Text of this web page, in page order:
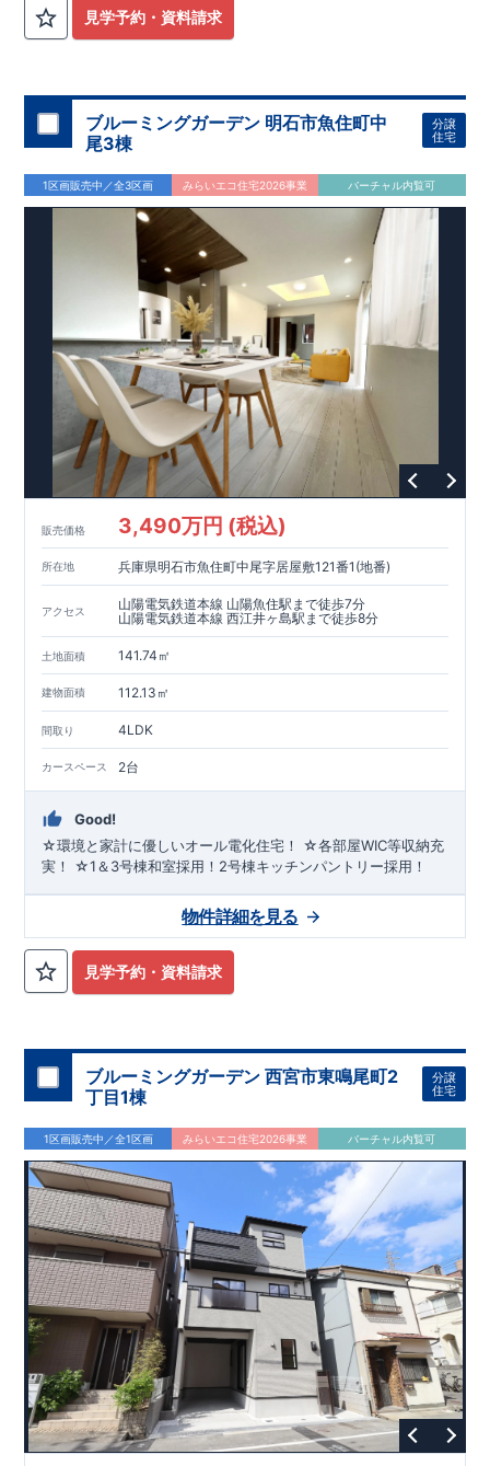
見学予約・資料請求
ブルーミングガーデン 明石市魚住町中
尾3棟
分譲
住宅
1区画販売中／全3区画 みらいエコ住宅2026事業 バーチャル内覧可
販売価格 3,490万円 (税込)
所在地 兵庫県明石市魚住町中尾字居屋敷121番1(地番)
アクセス
山陽電気鉄道本線 山陽魚住駅まで徒歩7分
山陽電気鉄道本線 西江井ヶ島駅まで徒歩8分
土地面積 141.74㎡
建物面積 112.13㎡
間取り 4LDK
カースペース 2台
Good!
☆環境と家計に優しいオール電化住宅！ ☆各部屋WIC等収納充
実！ ☆1＆3号棟和室採用！2号棟キッチンパントリー採用！
見学予約・資料請求
物件詳細を見る
ブルーミングガーデン 西宮市東鳴尾町2
丁目1棟
分譲
住宅
1区画販売中／全1区画 みらいエコ住宅2026事業 バーチャル内覧可